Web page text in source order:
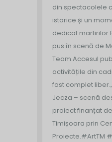
din spectacolele
istorice și un
dedicat martirilor
pus în scenă de
Team.Accesul
activitățile din
fost complet liber.
Jecza – scenă
proiect finanțat
Timișoara prin
Proiecte.#ArtTM